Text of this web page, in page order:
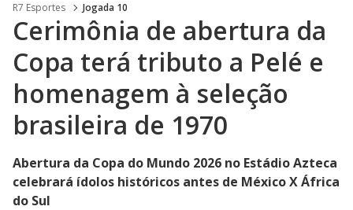
R7 Esportes Jogada 10
Cerimônia de abertura da
Copa terá tributo a Pelé e
homenagem à seleção
brasileira de 1970
Abertura da Copa do Mundo 2026 no Estádio Azteca
celebrará ídolos históricos antes de México X África
do Sul